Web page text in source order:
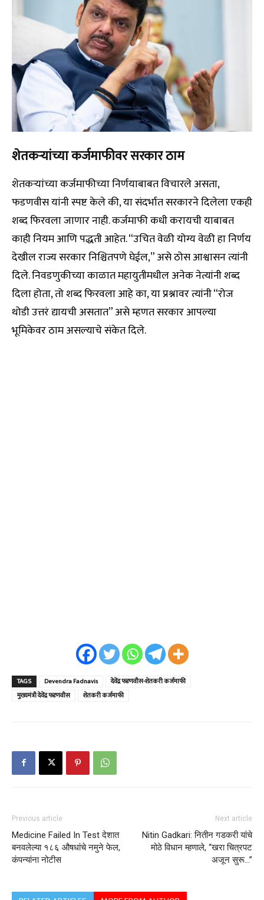
शेतकऱ्यांच्या कर्जमाफीवर सरकार ठाम
शेतकऱ्यांच्या कर्जमाफीच्या निर्णयाबाबत विचारले असता,
फडणवीस यांनी स्पष्ट केले की, या संदर्भात सरकारने दिलेला एकही
शब्द फिरवला जाणार नाही. कर्जमाफी कधी करायची याबाबत
काही नियम आणि पद्धती आहेत. “उचित वेळी योग्य वेळी हा निर्णय
देखील राज्य सरकार निश्चितपणे घेईल,” असे ठोस आश्वासन त्यांनी
दिले. निवडणुकीच्या काळात महायुतीमधील अनेक नेत्यांनी शब्द
दिला होता, तो शब्द फिरवला आहे का, या प्रश्नावर त्यांनी “रोज
थोडी उत्तरं द्यायची असतात” असे म्हणत सरकार आपल्या
भूमिकेवर ठाम असल्याचे संकेत दिले.
TAGS Devendra Fadnavis
देवेंद्र फडणवीस-शेतकरी कर्जमाफी
मुख्यमंत्री देवेंद्र फडणवीस
शेतकरी कर्जमाफी
Previous article
Medicine Failed In Test देशात
बनवलेल्या १८६ औषधांचे नमुने फेल,
कंपन्यांना नोटीस
Next article
Nitin Gadkari: नितीन गडकरी यांचे
मोठे विधान म्हणाले, “खरा चित्रपट
अजून सुरू…”